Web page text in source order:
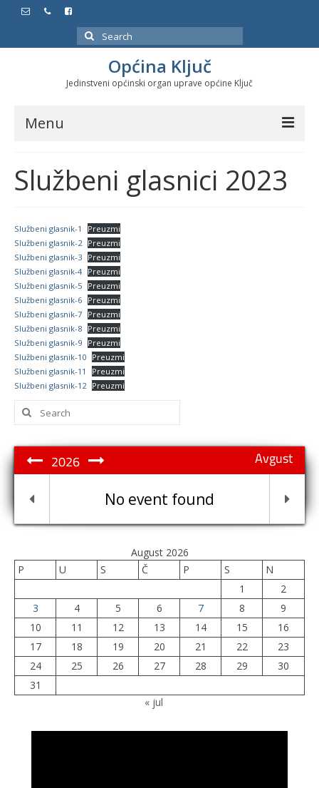
Search
for:
Općina Ključ
Jedinstveni općinski organ uprave općine Ključ
Menu
Službeni glasnici
Javne nabavke
Značajni datumi i manifestacije
Program energetske efikasnosti u stambenom
sektoru
Službeni glasnici 2023
Službeni glasnik-1
Preuzmi
Službeni glasnik-2 Preuzmi
Službeni glasnik-3 Preuzmi
Službeni glasnik-4 Preuzmi
Službeni glasnik-5 Preuzmi
Službeni glasnik-6 Preuzmi
Službeni glasnik-7 Preuzmi
Službeni glasnik-8 Preuzmi
Službeni glasnik-9 Preuzmi
Službeni glasnik-10 Preuzmi
Službeni glasnik-11
Preuzmi
Službeni glasnik-12 Preuzmi
Search
for:
Avgust
2026
No event found
August 2026
P
U S Č P S
N
1
2
3
4 5 6 7 8
9
10
11 12 13 14 15
16
17
18 19 20 21 22
23
24
25 26 27 28 29
30
31
« jul